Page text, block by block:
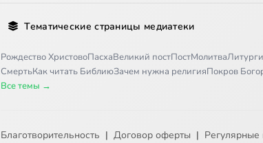
Тематические страницы медиатеки
Рождество ХристовоПасхаВеликий постПостМолитва
СмертьКак читать БиблиюЗачем нужна религияПокров
Все темы →
Благотворительность | Договор оферты |